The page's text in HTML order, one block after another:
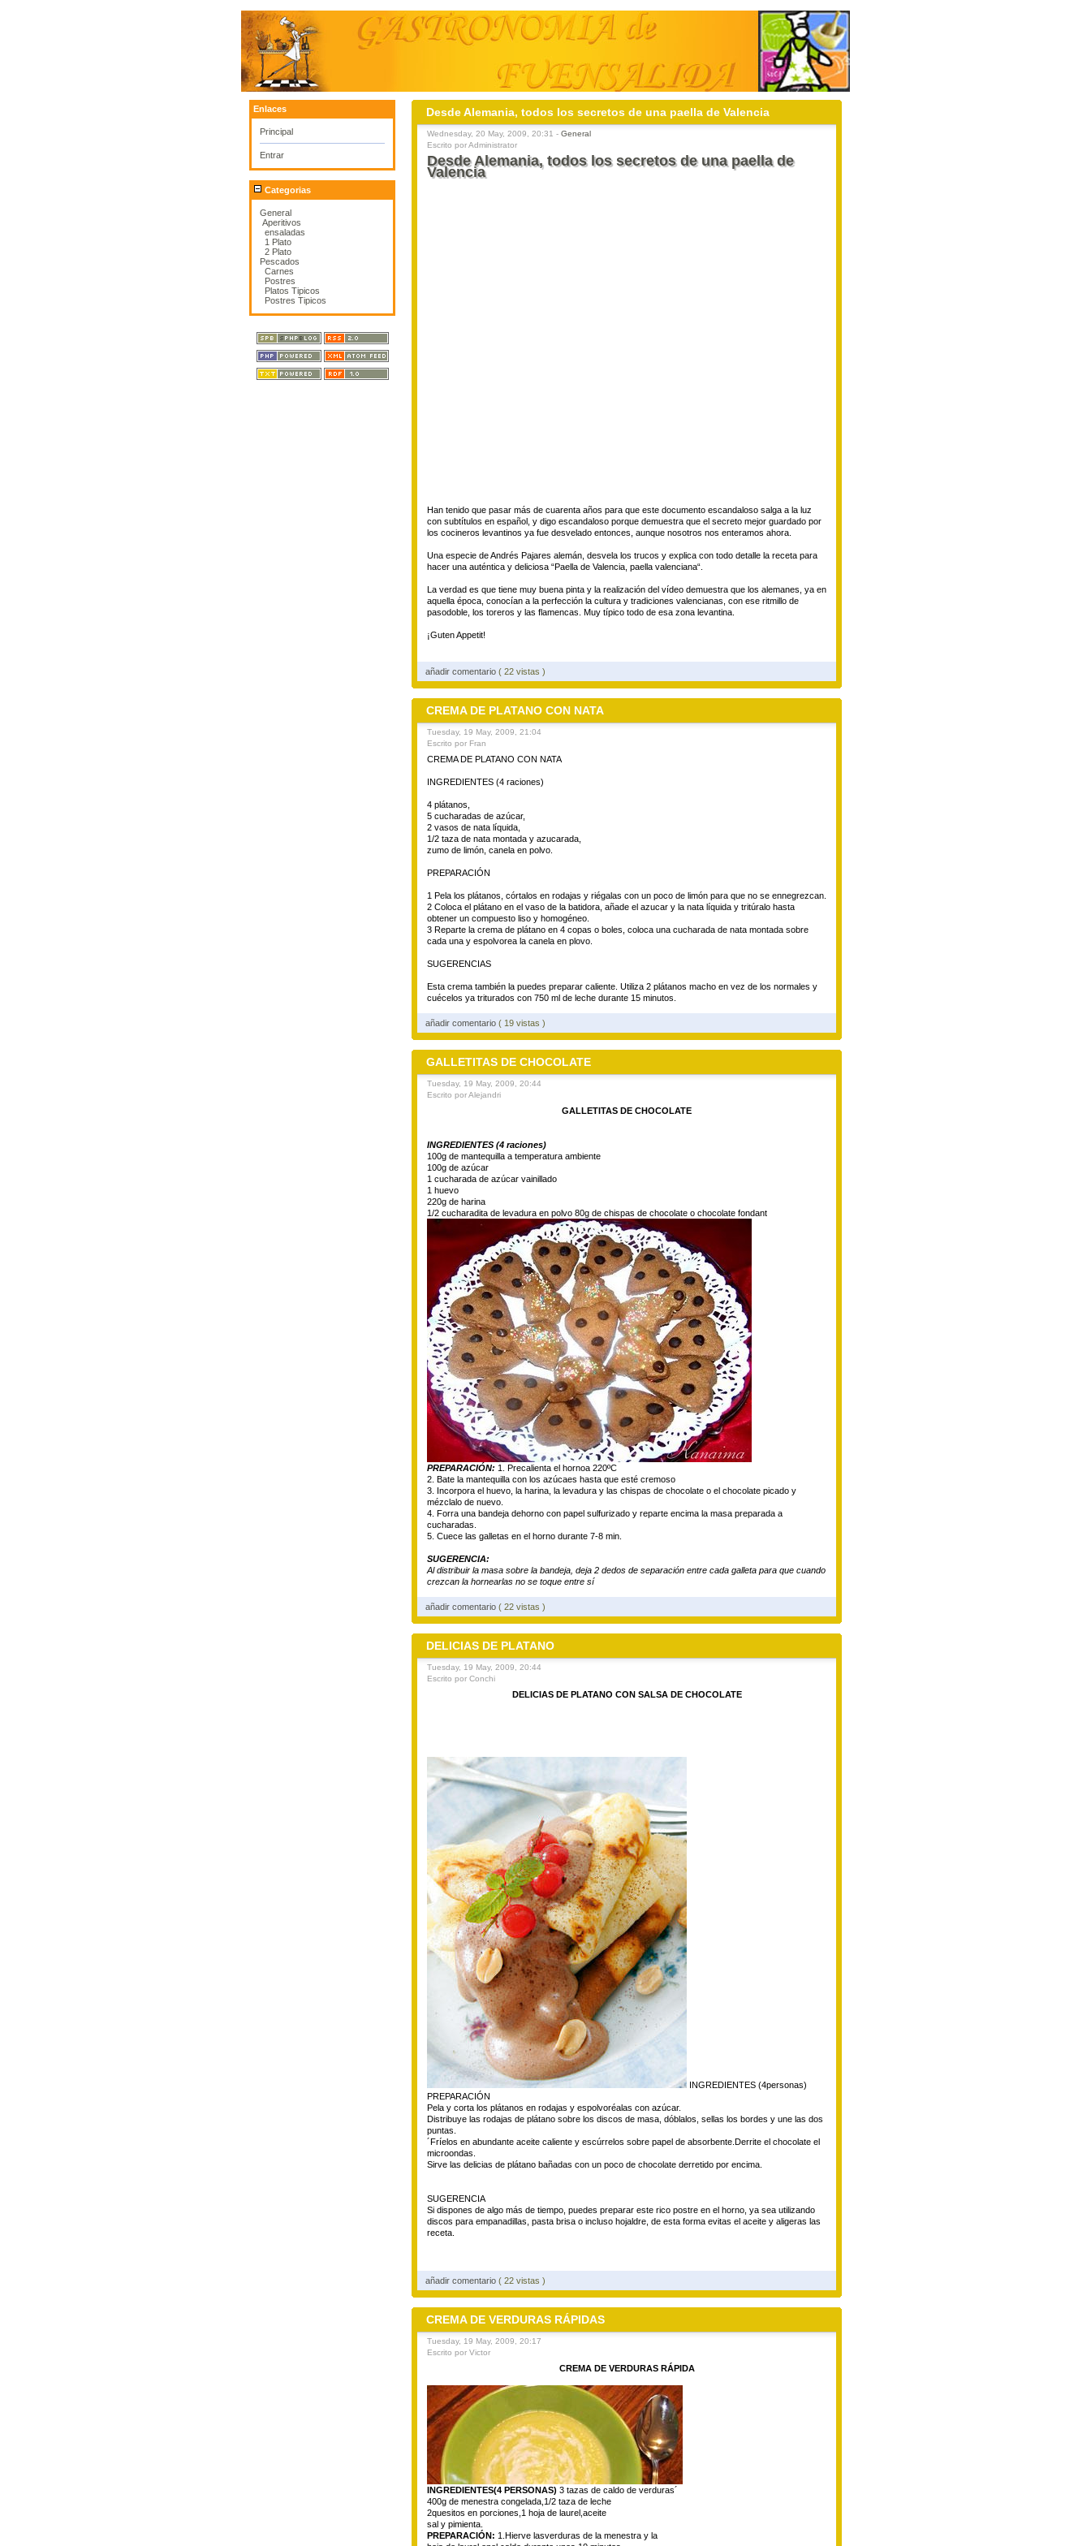
Enlaces
Principal
Entrar
Categorias
General
Aperitivos
ensaladas
1 Plato
2 Plato
Pescados
Carnes
Postres
Platos Tipicos
Postres Tipicos
Desde Alemania, todos los secretos de una paella de Valencia
Wednesday, 20 May, 2009, 20:31 - General
Escrito por Administrator
Desde Alemania, todos los secretos de una paella de
Valencia
Han tenido que pasar más de cuarenta años para que este documento escandaloso salga a la luz
con subtítulos en español, y digo escandaloso porque demuestra que el secreto mejor guardado por
los cocineros levantinos ya fue desvelado entonces, aunque nosotros nos enteramos ahora.
Una especie de Andrés Pajares alemán, desvela los trucos y explica con todo detalle la receta para
hacer una auténtica y deliciosa “Paella de Valencia, paella valenciana“.
La verdad es que tiene muy buena pinta y la realización del vídeo demuestra que los alemanes, ya en
aquella época, conocían a la perfección la cultura y tradiciones valencianas, con ese ritmillo de
pasodoble, los toreros y las flamencas. Muy típico todo de esa zona levantina.
¡Guten Appetit!
añadir comentario ( 22 vistas )
CREMA DE PLATANO CON NATA
Tuesday, 19 May, 2009, 21:04
Escrito por Fran
CREMA DE PLATANO CON NATA
INGREDIENTES (4 raciones)
4 plátanos,
5 cucharadas de azúcar,
2 vasos de nata líquida,
1/2 taza de nata montada y azucarada,
zumo de limón, canela en polvo.
PREPARACIÓN
1 Pela los plátanos, córtalos en rodajas y riégalas con un poco de limón para que no se ennegrezcan.
2 Coloca el plátano en el vaso de la batidora, añade el azucar y la nata líquida y tritúralo hasta
obtener un compuesto liso y homogéneo.
3 Reparte la crema de plátano en 4 copas o boles, coloca una cucharada de nata montada sobre
cada una y espolvorea la canela en plovo.
SUGERENCIAS
Esta crema también la puedes preparar caliente. Utiliza 2 plátanos macho en vez de los normales y
cuécelos ya triturados con 750 ml de leche durante 15 minutos.
añadir comentario ( 19 vistas )
GALLETITAS DE CHOCOLATE
Tuesday, 19 May, 2009, 20:44
Escrito por Alejandri
GALLETITAS DE CHOCOLATE
INGREDIENTES (4 raciones)
100g de mantequilla a temperatura ambiente
100g de azúcar
1 cucharada de azúcar vainillado
1 huevo
220g de harina
1/2 cucharadita de levadura en polvo 80g de chispas de chocolate o chocolate fondant
PREPARACIÓN: 1. Precalienta el hornoa 220ºC
2. Bate la mantequilla con los azúcaes hasta que esté cremoso
3. Incorpora el huevo, la harina, la levadura y las chispas de chocolate o el chocolate picado y
mézclalo de nuevo.
4. Forra una bandeja dehorno con papel sulfurizado y reparte encima la masa preparada a
cucharadas.
5. Cuece las galletas en el horno durante 7-8 min.
SUGERENCIA:
Al distribuir la masa sobre la bandeja, deja 2 dedos de separación entre cada galleta para que cuando
crezcan la hornearlas no se toque entre sí
añadir comentario ( 22 vistas )
DELICIAS DE PLATANO
Tuesday, 19 May, 2009, 20:44
Escrito por Conchi
DELICIAS DE PLATANO CON SALSA DE CHOCOLATE
INGREDIENTES (4personas)
PREPARACIÓN
Pela y corta los plátanos en rodajas y espolvoréalas con azúcar.
Distribuye las rodajas de plátano sobre los discos de masa, dóblalos, sellas los bordes y une las dos
puntas.
´Fríelos en abundante aceite caliente y escúrrelos sobre papel de absorbente.Derrite el chocolate el
microondas.
Sirve las delicias de plátano bañadas con un poco de chocolate derretido por encima.
SUGERENCIA
Si dispones de algo más de tiempo, puedes preparar este rico postre en el horno, ya sea utilizando
discos para empanadillas, pasta brisa o incluso hojaldre, de esta forma evitas el aceite y aligeras las
receta.
añadir comentario ( 22 vistas )
CREMA DE VERDURAS RÁPIDAS
Tuesday, 19 May, 2009, 20:17
Escrito por Victor
CREMA DE VERDURAS RÁPIDA
INGREDIENTES(4 PERSONAS) 3 tazas de caldo de verduras´
400g de menestra congelada,1/2 taza de leche
2quesitos en porciones,1 hoja de laurel,aceite
sal y pimienta.
PREPARACIÓN: 1.Hierve lasverduras de la menestra y la